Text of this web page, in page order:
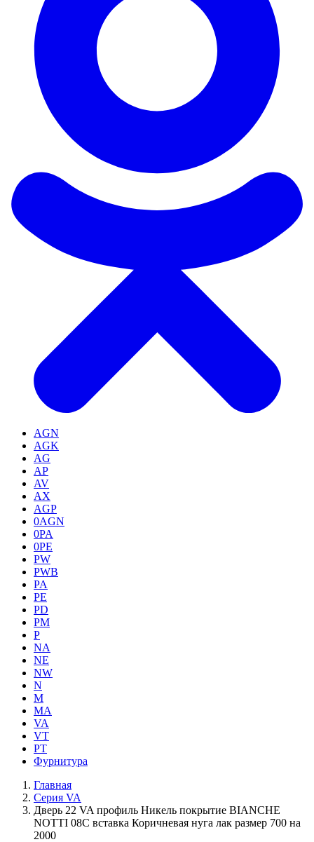
AGN
AGK
AG
AP
AV
AX
AGP
0AGN
0PA
0PE
PW
PWB
PA
PE
PD
PM
P
NA
NE
NW
N
M
MA
VA
VT
PT
Фурнитура
Главная
Серия VA
Дверь 22 VA профиль Никель покрытие BIANCHE
NOTTI 08C вставка Коричневая нуга лак размер 700 на
2000